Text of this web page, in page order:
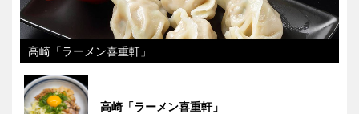
高崎「ラーメン喜重軒」
高崎「ラーメン喜重軒」